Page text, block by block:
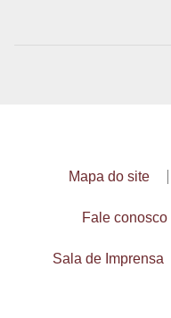
Mapa do site
Fale conosco
Sala de Imprensa